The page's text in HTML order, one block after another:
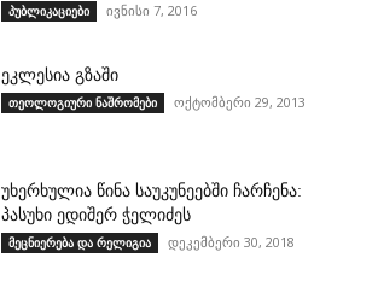
პუბლიკაციები ივნისი 7, 2016
ეკლესია გზაში
თეოლოგიური ნაშრომები ოქტომბერი 29, 2013
უხერხულია წინა საუკუნეებში ჩარჩენა:
პასუხი ედიშერ ჭელიძეს
მეცნიერება და რელიგია დეკემბერი 30, 2018